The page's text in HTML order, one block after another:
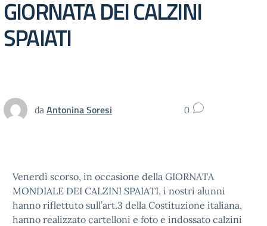
GIORNATA DEI CALZINI
SPAIATI
daAntonina Soresi 0
Venerdì scorso, in occasione della GIORNATA
MONDIALE DEI CALZINI SPAIATI, i nostri alunni
hanno riflettuto sull’art.3 della Costituzione italiana,
hanno realizzato cartelloni e foto e indossato calzini